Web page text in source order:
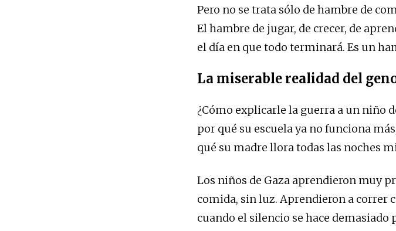
Pero no se trata sólo de hambre de
El hambre de jugar, de crecer, de
el día en que todo terminará. Es un
La miserable realidad del
¿Cómo explicarle la guerra a un niño
por qué su escuela ya no funciona
qué su madre llora todas las noches
Los niños de Gaza aprendieron muy
comida, sin luz. Aprendieron a correr
cuando el silencio se hace